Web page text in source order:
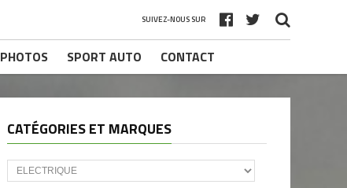
SUIVEZ-NOUS SUR
PHOTOS SPORT AUTO CONTACT
CATÉGORIES ET MARQUES
Catégories
et